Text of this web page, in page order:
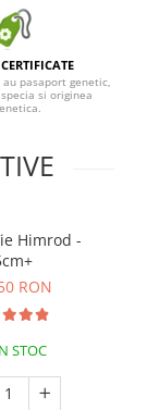
pasaport genetic,
si originea
Himrod -
RON
STOC